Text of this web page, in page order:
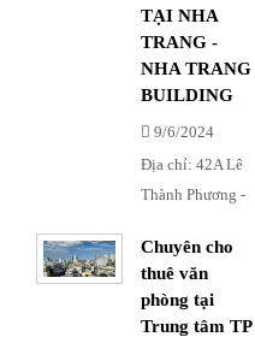
TẠI NHA
TRANG -
NHA TRANG
BUILDING
9/6/2024
Địa chỉ: 42A Lê
Thành Phương -
Sài - Nha Trang -
Khánh Hòa
Chuyên cho
thuê văn
phòng tại
Trung tâm TP